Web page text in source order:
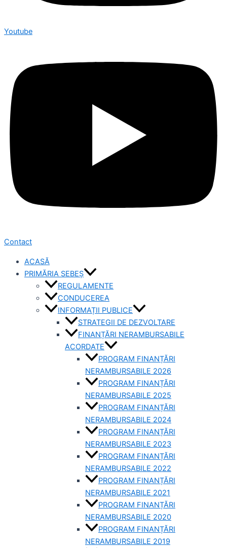
Youtube
Contact
ACASĂ
PRIMĂRIA SEBEȘ
REGULAMENTE
CONDUCEREA
INFORMAȚII PUBLICE
STRATEGII DE DEZVOLTARE
FINANȚĂRI NERAMBURSABILE
ACORDATE
PROGRAM FINANȚĂRI
NERAMBURSABILE 2026
PROGRAM FINANȚĂRI
NERAMBURSABILE 2025
PROGRAM FINANȚĂRI
NERAMBURSABILE 2024
PROGRAM FINANȚĂRI
NERAMBURSABILE 2023
PROGRAM FINANȚĂRI
NERAMBURSABILE 2022
PROGRAM FINANȚĂRI
NERAMBURSABILE 2021
PROGRAM FINANȚĂRI
NERAMBURSABILE 2020
PROGRAM FINANȚĂRI
NERAMBURSABILE 2019